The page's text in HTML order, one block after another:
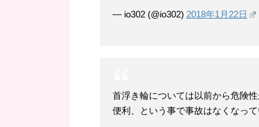
— io302 (@io302) 2018年1月22日
首浮き輪については以前から危険
便利、という事で事故はなくなって